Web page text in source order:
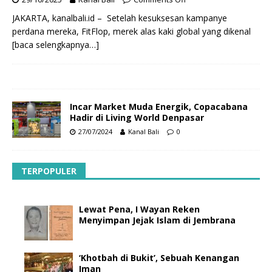
JAKARTA, kanalbali.id – Setelah kesuksesan kampanye
perdana mereka, FitFlop, merek alas kaki global yang dikenal
[baca selengkapnya…]
Incar Market Muda Energik, Copacabana
Hadir di Living World Denpasar
27/07/2024 Kanal Bali 0
TERPOPULER
Lewat Pena, I Wayan Reken
Menyimpan Jejak Islam di Jembrana
‘Khotbah di Bukit’, Sebuah Kenangan
Iman